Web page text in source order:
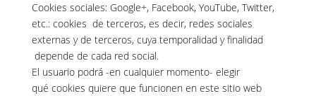
Cookies sociales: Google+, Facebook, YouTube, Twitter,
etc.: cookies de terceros, es decir, redes sociales
externas y de terceros, cuya temporalidad y finalidad
depende de cada red social.
El usuario podrá -en cualquier momento- elegir
qué cookies quiere que funcionen en este sitio web